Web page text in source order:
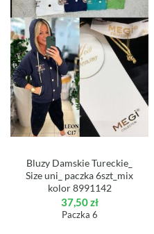
Bluzy Damskie Tureckie_
Size uni_ paczka 6szt_mix
kolor 8991142
37,50zł
Paczka 6